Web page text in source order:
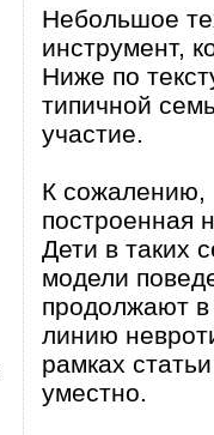
Небольшое
инструмент,
Ниже по
типичной
участие.
К сожалению,
построенная
Дети в таких
модели
продолжают
линию
рамках
уместно.